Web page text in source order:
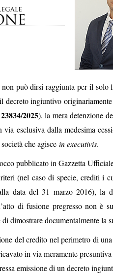
può dirsi raggiunta per il solo
decreto ingiuntivo
2025), la mera detenzione
esclusiva dalla medesima
che agisce in executivis.
pubblicato in Gazzetta
(nel caso di specie, crediti i
data del 31 marzo 2016), la
di fusione pregresso non è
dimostrare documentalmente
del credito nel perimetro di
in via meramente
emissione di un decreto